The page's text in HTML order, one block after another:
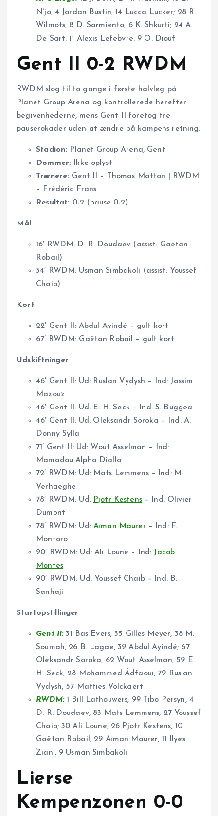
N’jo, 4 Jordan Bustin, 14 Lucca Lucker; 28 R.
Wilmots, 8 D. Sarmiento, 6 K. Shkurti; 24 A.
De Sart, 11 Alexis Lefebvre, 9 O. Diouf
Gent II 0-2 RWDM
RWDM slog til to gange i første halvleg på
Planet Group Arena og kontrollerede herefter
begivenhederne, mens Gent II foretog tre
pauserokader uden at ændre på kampens retning.
Stadion: Planet Group Arena, Gent
Dommer: Ikke oplyst
Trænere: Gent II – Thomas Matton | RWDM
– Frédéric Frans
Resultat: 0-2 (pause 0-2)
Mål
16′ RWDM: D. R. Doudaev (assist: Gaëtan
Robail)
34′ RWDM: Usman Simbakoli (assist: Youssef
Chaib)
Kort
22′ Gent II: Abdul Ayindé – gult kort
67′ RWDM: Gaëtan Robail – gult kort
Udskiftninger
46′ Gent II: Ud: Ruslan Vydysh – Ind: Jassim
Mazouz
46′ Gent II: Ud: E. H. Seck – Ind: S. Buggea
46′ Gent II: Ud: Oleksandr Soroka – Ind: A.
Donny Sylla
71′ Gent II: Ud: Wout Asselman – Ind:
Mamadou Alpha Diallo
72′ RWDM: Ud: Mats Lemmens – Ind: M.
Verhaeghe
78′ RWDM: Ud: Pjotr Kestens– Ind: Olivier
Dumont
78′ RWDM: Ud:Aïman Maurer – Ind: F.
Montoro
90′ RWDM: Ud: Ali Loune – Ind: Jacob
Montes
90′ RWDM: Ud: Youssef Chaib – Ind: B.
Sanhaji
Startopstillinger
Gent II: 31 Bas Evers; 35 Gilles Meyer, 38 M.
Soumah, 26 B. Lagae, 39 Abdul Ayindé; 67
Oleksandr Soroka, 62 Wout Asselman, 59 E.
H. Seck; 28 Mohammed Âdfaoui, 79 Ruslan
Vydysh, 57 Matties Volckaert
RWDM:1 Bill Lathouwers; 99 Tibo Persyn, 4
D. R. Doudaev, 83 Mats Lemmens, 27 Youssef
Chaib; 30 Ali Loune, 26 Pjotr Kestens, 10
Gaëtan Robail; 29 Aïman Maurer, 11 Ilyes
Ziani, 9 Usman Simbakoli
Lierse
Kempenzonen 0-0